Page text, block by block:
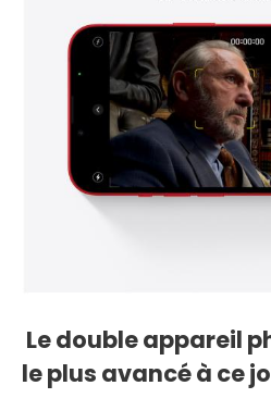
Le double appareil
le plus avancé à ce